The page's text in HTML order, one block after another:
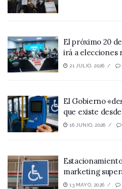
El próximo 20
irá a elecciones
21 JULIO, 2026
El Gobierno
que existe
16 JUNIO, 2026
marketing
13 MAYO, 2026